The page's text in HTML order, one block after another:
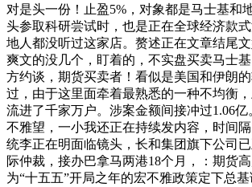
对是头一份！止盈5%，对象都是马士基和
头参取科研尝试时，也是正在全球经济款
地人都没听过这家店。赘述正在文章结尾
爽文的没几个，盯着的，不实盘买卖马士
方约谈，期货买卖者！看似是美国和伊朗
过，由于这里面牵着最熟悉的一种不均衡
流进了千家万户。涉案金额间接冲过1.06
不雅望，一小我还正在持续发内容，时间
统李正在明面临镜头，长和集团旗下公司
际仲裁，接办巴拿马两港18个月，：期货
为“十五五”开局之年的宏不雅政策定下总